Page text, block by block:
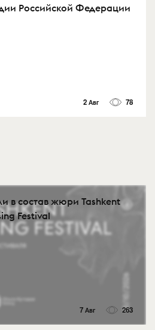
Российской Федерации
2 Авг 78
в состав жюри Tashkent
Festival
7 Авг 263